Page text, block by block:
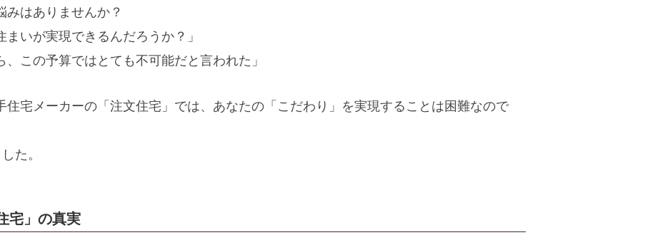
みはありませんか？
まいが実現できるんだろうか？」
、この予算ではとても不可能だと言われた」
住宅メーカーの「注文住宅」では、あなたの「こだわり」を実現することは困難なので
た。
宅」の真実